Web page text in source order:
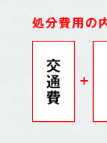
処分費用の